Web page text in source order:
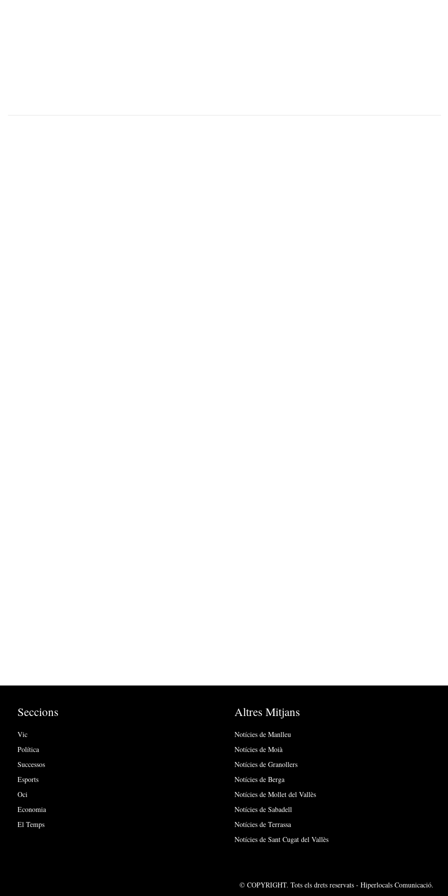
Seccions
Vic
Política
Successos
Esports
Oci
Economia
El Temps
Altres Mitjans
Notícies de Manlleu
Notícies de Moià
Notícies de Granollers
Notícies de Berga
Notícies de Mollet del Vallès
Notícies de Sabadell
Notícies de Terrassa
Notícies de Sant Cugat del Vallès
© COPYRIGHT. Tots els drets reservats - Hiperlocals Comunicació.